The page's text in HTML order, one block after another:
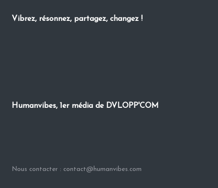
Vibrez, résonnez, partagez, changez !
Humanvibes, 1er média de DVLOPP'COM
Nous contacter : contact@humanvibes.com